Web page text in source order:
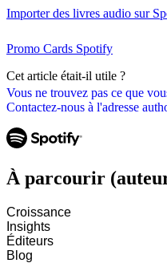
Vous ne trouvez pas ce que
Contactez-nous à l'adresse
Importer des livres audio sur
Promo Cards Spotify
Cet article était-il utile ?
À parcourir
Croissance
Insights
Éditeurs
Blog